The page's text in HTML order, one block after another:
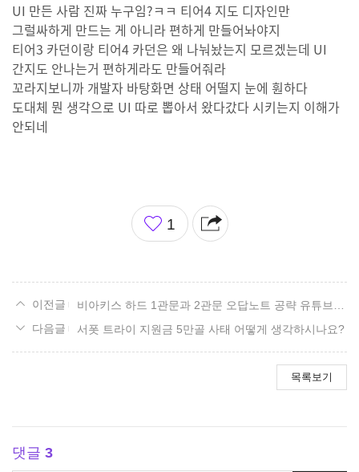
UI 만든 사람 진짜 누구임?ㅋㅋ 티어4 지도 디자인만
그럴싸하게 만드는 게 아니라 편하게 만들어놔야지
티어3 카던이랑 티어4 카던은 왜 나눠놨는지 모르겠는데 UI
간지도 안나는거 편하게라도 만들어줘라
꼬라지보니까 개발자 바탕화면 상태 어떨지 눈에 훤하다
도대체 뭔 생각으로 UI 따로 뽑아서 왔다갔다 시키는지 이해가
안되네
좋
아
1
비아키스 하드 1관문과 2관문 오답노트 공략 유튜브 영상 사이트.
서폿 트라이 지원금 5만골 사태 어떻게 생각하시나요?
목록보기
댓글 3